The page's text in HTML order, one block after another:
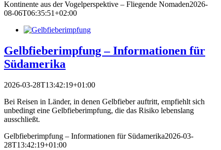
Kontinente aus der Vogelperspektive – Fliegende Nomaden2026-
08-06T06:35:51+02:00
Gelbfieberimpfung – Informationen für
Südamerika
2026-03-28T13:42:19+01:00
Bei Reisen in Länder, in denen Gelbfieber auftritt, empfiehlt sich
unbedingt eine Gelbfieberimpfung, die das Risiko lebenslang
ausschließt.
Gelbfieberimpfung – Informationen für Südamerika2026-03-
28T13:42:19+01:00